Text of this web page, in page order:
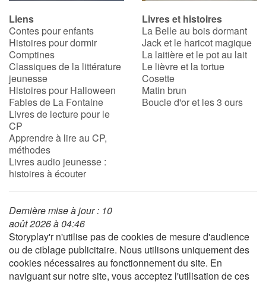
Liens
Contes pour enfants
Histoires pour dormir
Comptines
Classiques de la littérature
jeunesse
Histoires pour Halloween
Fables de La Fontaine
Livres de lecture pour le
CP
Apprendre à lire au CP,
méthodes
Livres audio jeunesse :
histoires à écouter
Livres et histoires
La Belle au bois dormant
Jack et le haricot magique
La laitière et le pot au lait
Le lièvre et la tortue
Cosette
Matin brun
Boucle d'or et les 3 ours
Dernière mise à jour : 10
août 2026 à 04:46
Storyplay'r n'utilise pas de cookies de mesure d'audience
ou de ciblage publicitaire. Nous utilisons uniquement des
cookies nécessaires au fonctionnement du site. En
naviguant sur notre site, vous acceptez l'utilisation de ces